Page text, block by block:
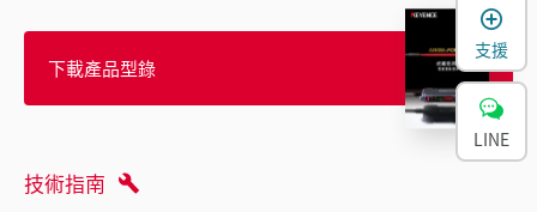
下載產品型錄
技術指南
支援
LINE